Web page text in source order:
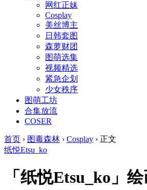
网红正妹
Cosplay
美丝博主
日韩套图
森萝财团
图萌选集
视频精选
紧急企划
少女秩序
图萌工坊
合集放流
COSER
首页 › 图毒森林 › Cosplay › 正文
纸悦Etsu_ko
「纸悦Etsu_ko」